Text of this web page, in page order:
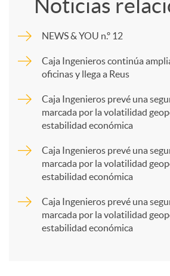
p
a
Noticias
NEWS & YOU n.º 12
Caja Ingenieros continúa
oficinas y llega a Reus
Caja Ingenieros prevé una
marcada por la volatilidad
estabilidad económica
Caja Ingenieros prevé una
marcada por la volatilidad
estabilidad económica
Caja Ingenieros prevé una
marcada por la volatilidad
estabilidad económica